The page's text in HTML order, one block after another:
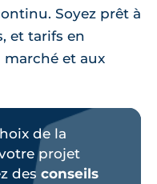
Soyez prêt à
et tarifs en
marché et aux
de la
projet
des conseils